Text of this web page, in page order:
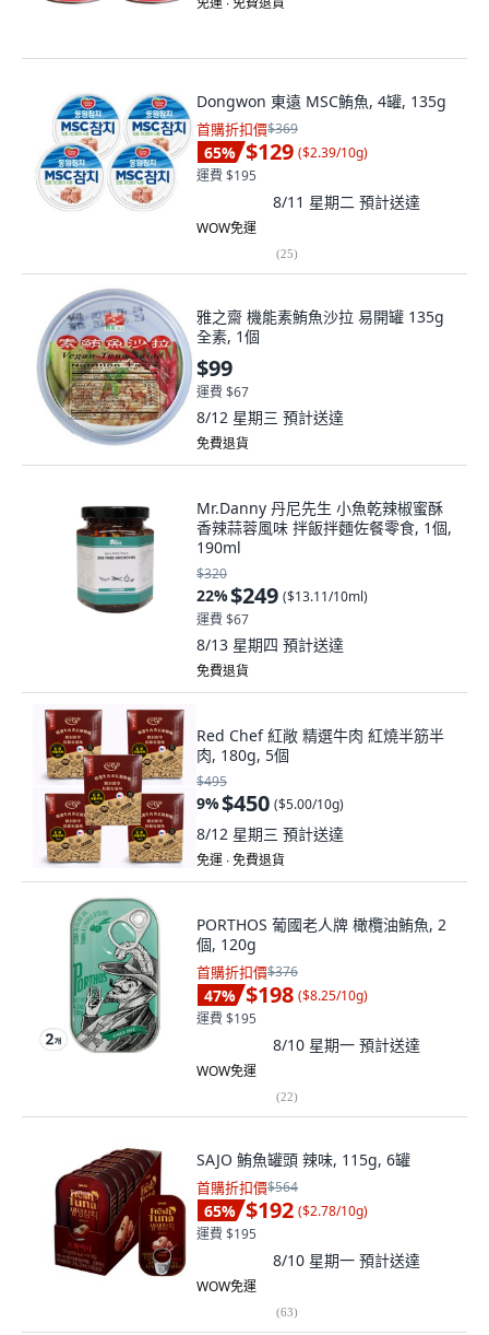
Dongwon 東遠 MSC鮪魚, 4罐, 135g
首購折扣價$369
65% $129 ($2.39/10g)
運費 $195
8/11 星期二 預計送達
WOW免運
(25)
雅之齋 機能素鮪魚沙拉 易開罐 135g
全素, 1個
$99
運費 $67
8/12 星期三 預計送達
免費退貨
Mr.Danny 丹尼先生 小魚乾辣椒蜜酥
香辣蒜蓉風味 拌飯拌麵佐餐零食, 1個,
190ml
$320
22%$249 ($13.11/10ml)
運費 $67
8/13 星期四 預計送達
免費退貨
Red Chef 紅敞 精選牛肉 紅燒半筋半
肉, 180g, 5個
$495
9%$450 ($5.00/10g)
8/12 星期三 預計送達
免運 ∙ 免費退貨
PORTHOS 葡國老人牌 橄欖油鮪魚, 2
個, 120g
首購折扣價$376
47% $198 ($8.25/10g)
運費 $195
8/10 星期一 預計送達
WOW免運
(22)
SAJO 鮪魚罐頭 辣味, 115g, 6罐
首購折扣價$564
65% $192 ($2.78/10g)
運費 $195
8/10 星期一 預計送達
WOW免運
(63)